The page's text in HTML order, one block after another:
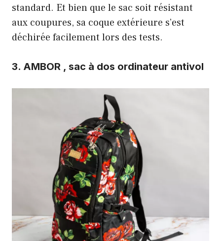
standard. Et bien que le sac soit résistant
aux coupures, sa coque extérieure s’est
déchirée facilement lors des tests.
3. AMBOR , sac à dos ordinateur antivol